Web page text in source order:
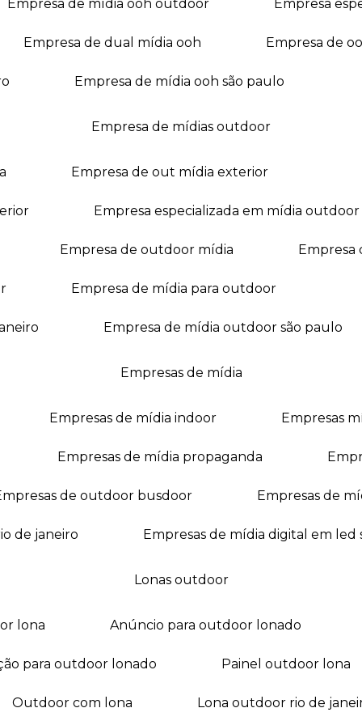
empresa de mídia ooh outdoor empresa
empresa de dual mídia ooh empresa de
empresa de mídia ooh são paulo
empresa de mídias outdoor
empresa de out mídia exterior
empresa especializada em mídia outdoor
empresa de outdoor mídia
empresa de mídia para outdoor
empresa de mídia outdoor são paulo
empresas de mídia
empresas de mídia indoor empresas
empresas de mídia propaganda
empresas de outdoor busdoor empresas de
de janeiro empresas de mídia digital em led
lonas outdoor
lona anúncio para outdoor lonado
para outdoor lonado painel outdoor lona
outdoor com lona lona outdoor rio de